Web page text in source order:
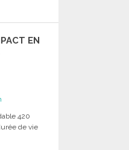
EN
420
de vie